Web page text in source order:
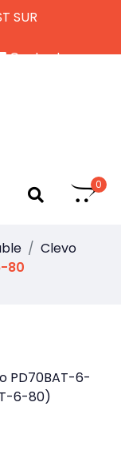
SUR
Contactez-nous
0
Clevo
80